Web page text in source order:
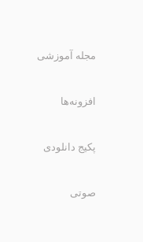
مجله آموزشی
افزونه‌ها
پکیج دانلودی
صوتی